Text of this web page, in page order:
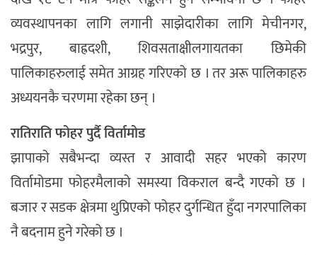
व्यवस्थापनका लागि लगानी साझेदारीका लागि मेचीनगर,
भद्रपुर, बाह्रदशी, शिवसताक्षीलगायतका छिमेकी
पालिकाहरुलाई समेत आग्रह गरिएको छ । तर अरू पालिकाहरु
अध्ययनकै चरणमा रहेका छन् ।
रातिराति फोहर पुर्दै विर्तामोड
झापाको सबैभन्दा व्यस्त र आवादी सहर भएको कारण
विर्तामोडमा फोहरमैलाको समस्या विकराल बन्दै गएको छ ।
बजार र सडक क्षेत्रमा थुप्रिएको फोहर दुर्गन्धित हुँदा नगरपालिका
नै बदनाम हुने गरेको छ ।